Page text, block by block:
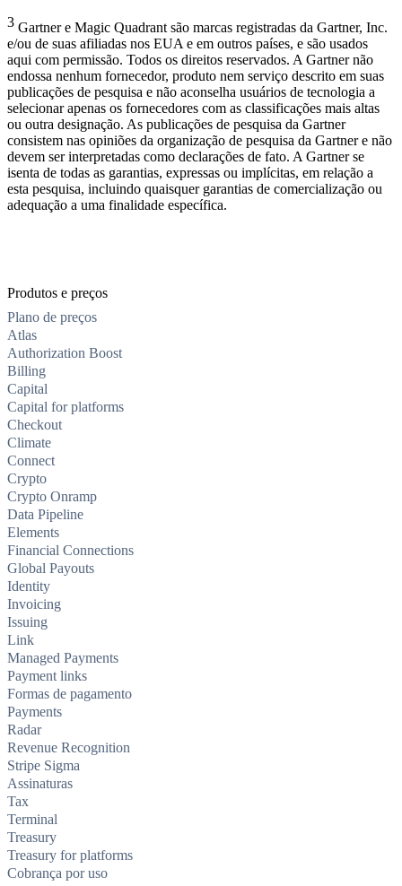
3 Gartner e Magic Quadrant são marcas registradas da Gartner, Inc.
e/ou de suas afiliadas nos EUA e em outros países, e são usados
aqui com permissão. Todos os direitos reservados. A Gartner não
endossa nenhum fornecedor, produto nem serviço descrito em suas
publicações de pesquisa e não aconselha usuários de tecnologia a
selecionar apenas os fornecedores com as classificações mais altas
ou outra designação. As publicações de pesquisa da Gartner
consistem nas opiniões da organização de pesquisa da Gartner e não
devem ser interpretadas como declarações de fato. A Gartner se
isenta de todas as garantias, expressas ou implícitas, em relação a
esta pesquisa, incluindo quaisquer garantias de comercialização ou
adequação a uma finalidade específica.
Produtos e preços
Plano de preços
Atlas
Authorization Boost
Billing
Capital
Capital for platforms
Checkout
Climate
Connect
Crypto
Crypto Onramp
Data Pipeline
Elements
Financial Connections
Global Payouts
Identity
Invoicing
Issuing
Link
Managed Payments
Payment links
Formas de pagamento
Payments
Radar
Revenue Recognition
Stripe Sigma
Assinaturas​
Tax
Terminal
Treasury
Treasury for platforms
Cobrança por uso